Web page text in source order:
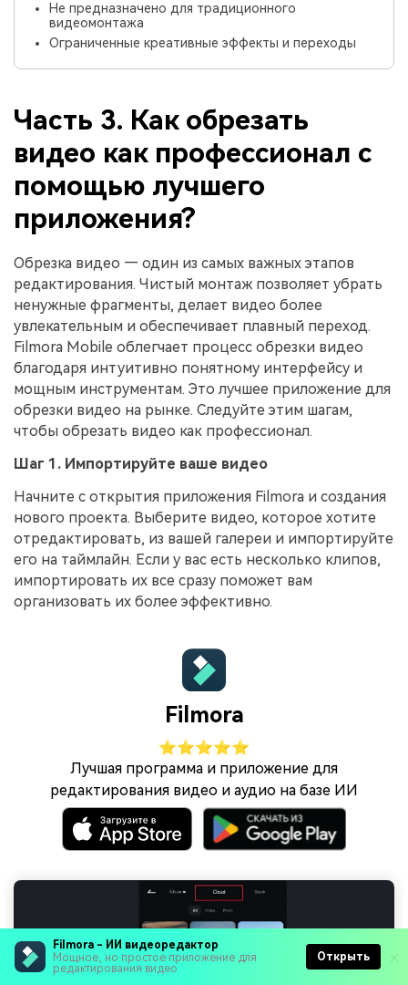
Filmora - ИИ видеоредактор
Мощное, но простое приложение для
редактирования видео
Открыть
Не предназначено для традиционного
видеомонтажа
Ограниченные креативные эффекты и переходы
Часть 3. Как обрезать
видео как профессионал с
помощью лучшего
приложения?
Обрезка видео — один из самых важных этапов
редактирования. Чистый монтаж позволяет убрать
ненужные фрагменты, делает видео более
увлекательным и обеспечивает плавный переход.
Filmora Mobile облегчает процесс обрезки видео
благодаря интуитивно понятному интерфейсу и
мощным инструментам. Это лучшее приложение для
обрезки видео на рынке. Следуйте этим шагам,
чтобы обрезать видео как профессионал.
Шаг 1. Импортируйте ваше видео
Начните с открытия приложения Filmora и создания
нового проекта. Выберите видео, которое хотите
отредактировать, из вашей галереи и импортируйте
его на таймлайн. Если у вас есть несколько клипов,
импортировать их все сразу поможет вам
организовать их более эффективно.
Filmora
⭐⭐⭐⭐⭐
Лучшая программа и приложение для
редактирования видео и аудио на базе ИИ